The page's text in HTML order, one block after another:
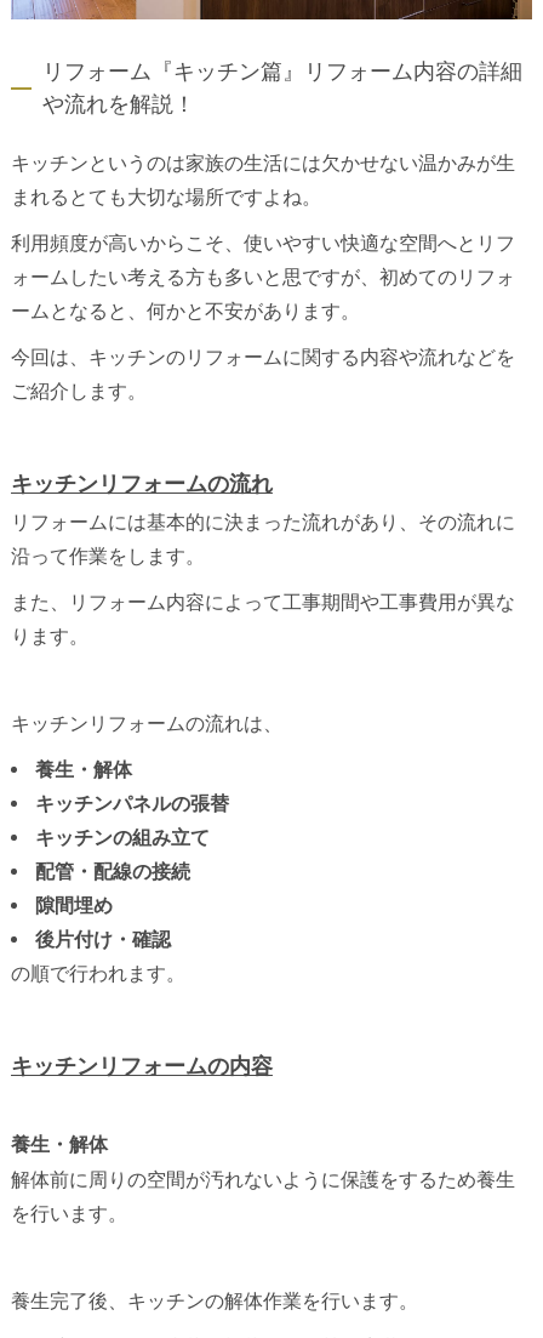
リフォーム『キッチン篇』リフォーム内容の詳細
や流れを解説！
キッチンというのは家族の生活には欠かせない温かみが生
まれるとても大切な場所ですよね。
利用頻度が高いからこそ、使いやすい快適な空間へとリフ
ォームしたい考える方も多いと思ですが、初めてのリフォ
ームとなると、何かと不安があります。
今回は、キッチンのリフォームに関する内容や流れなどを
ご紹介します。
キッチンリフォームの流れ
リフォームには基本的に決まった流れがあり、その流れに
沿って作業をします。
また、リフォーム内容によって工事期間や工事費用が異な
ります。
キッチンリフォームの流れは、
養生・解体
キッチンパネルの張替
キッチンの組み立て
配管・配線の接続
隙間埋め
後片付け・確認
の順で行われます。
キッチンリフォームの内容
養生・解体
解体前に周りの空間が汚れないように保護をするため養生
を行います。
養生完了後、キッチンの解体作業を行います。